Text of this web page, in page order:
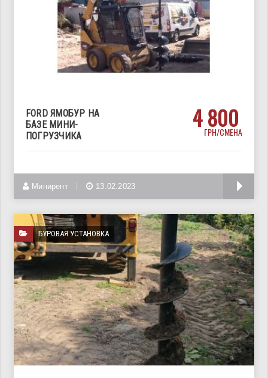
FORD ЯМОБУР НА
БАЗЕ МИНИ-
ПОГРУЗЧИКА
4 800
ГРН/СМЕНА
Аренда ямобура в Киеве и области. Ямобур на базе мини
Минирент 13.02.2023
БУРОВАЯ УСТАНОВКА